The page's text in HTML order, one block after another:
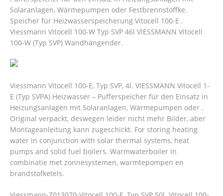
Solaranlagen, Wärmepumpen oder Festbrennstoffke.
Speicher für Heizwasserspeicherung Vitocell 100-E .
Viessmann Vitocell 100-W Typ SVP 46l VIESSMANN Vitocell
100-W (Typ SVP) Wandhängender.
Viessmann Vitocell 100-E, Typ SVP, 4l. VIESSMANN Vitocell 1-
E (Typ SVPA) Heizwasser – Pufferspeicher für den Einsatz in
Heizungsanlagen mit Solaranlagen, Wärmepumpen oder .
Original verpackt, deswegen leider nicht mehr Bilder, aber
Montageanleitung kann zugeschickt. For storing heating
water in conjunction with solar thermal systems, heat
pumps and solid fuel boilers. Warmwaterboiler in
combinatie met zonnesystemen, warmtepompen en
brandstofketels.